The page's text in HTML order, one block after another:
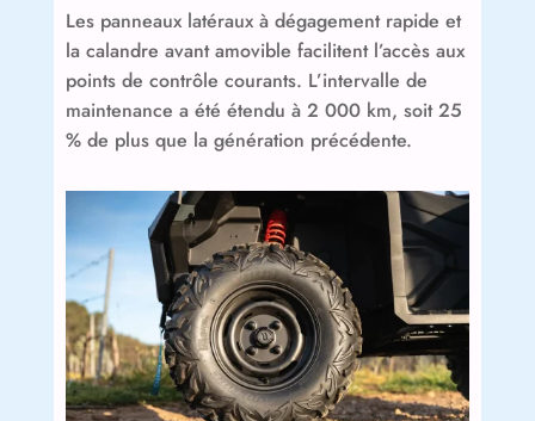
Les panneaux latéraux à dégagement rapide et
la calandre avant amovible facilitent l’accès aux
points de contrôle courants. L’intervalle de
maintenance a été étendu à 2 000 km, soit 25
% de plus que la génération précédente.